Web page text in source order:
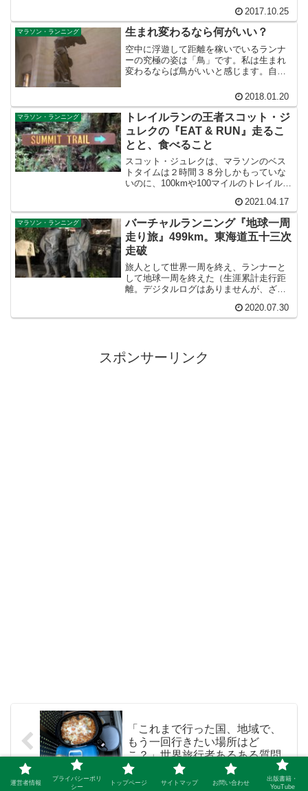
るということを見落としてはなりませ
ん。市民ランナーがサブスリーを達成す
るために考え出された指導方法ではない
のです。
2017.10.25
マラソン・ランニング 生まれ変わるなら何がいい？
空中に浮遊して距離を稼いでいるランナ
ーの究極の姿は「鳥」です。私は生まれ
変わるならば鳥がいいと感じます。自力
れど来世に夢を繋いでも仕方がありませ
ん。この人生が充実したものになるよう
に努力しましょう。
2018.01.20
マラソン・ランニング
トレイルランの王者スコット・ジ
ュレクの『EAT & RUN』走るこ
とと、食べること
スコット・ジュレクは、マラソンのベス
トタイムは２時間３８分しかもっていな
いのに、100kmや100マイルのトレイルを
てフルマラソンではそれほどでもない男
が、ウルトラマラソンでは世界一になれ
たのか、この本にはその秘密が書いてあ
ります。
2021.04.17
マラソン・ランニング
バーチャルランニング『地球一周
走り旅』499km。東海道五十三次
走破
旅人として世界一周を終え、ランナーと
して地球一周を終えた（生涯累計走行距
離。デジタルログはありませんが、ざっ
えています）私サンダルマン・ハルト
が、旅人ランナーとして2020年4月1日よ
2020.07.30
スポンサーリンク
「これまで行った国、地域で、
もう一回行きたい場所はど
こ？」世界旅行者あるある質問
運営者情報
プライバシーポリ
シー
トップページ サイトマップ お問い合わせ
出版書籍・
YouTube